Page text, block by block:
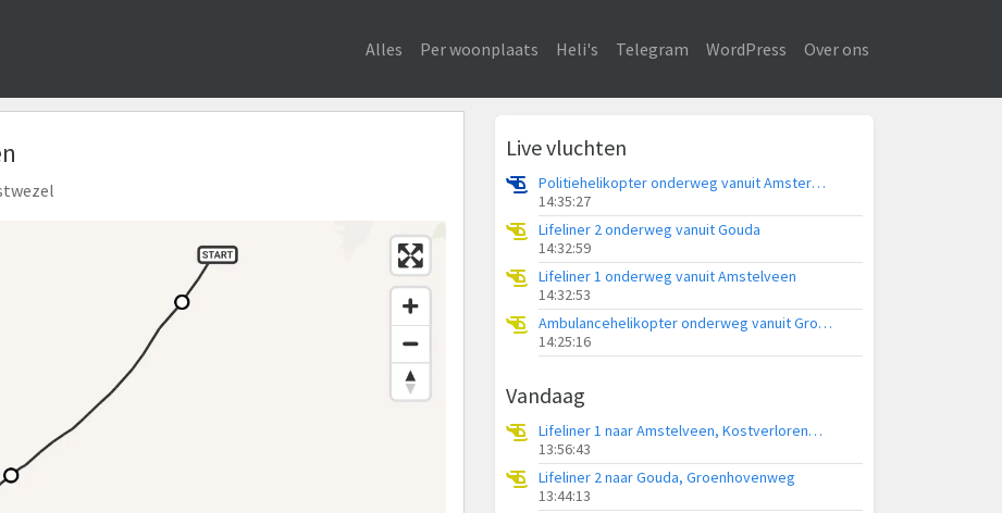
Alles Per woonplaats Heli's Telegram WordPress Over ons
Live vluchten
Politiehelikopter onderweg vanuit Amsterdam Vliegveld Schiphol
14:35:27
Lifeliner 2 onderweg vanuit Gouda
14:32:59
Lifeliner 1 onderweg vanuit Amstelveen
14:32:53
Ambulancehelikopter onderweg vanuit Groningen Airport Eelde
14:25:16
Vandaag
Lifeliner 1 naar Amstelveen, Kostverlorenweg
13:56:43
Lifeliner 2 naar Gouda, Groenhovenweg
13:44:13